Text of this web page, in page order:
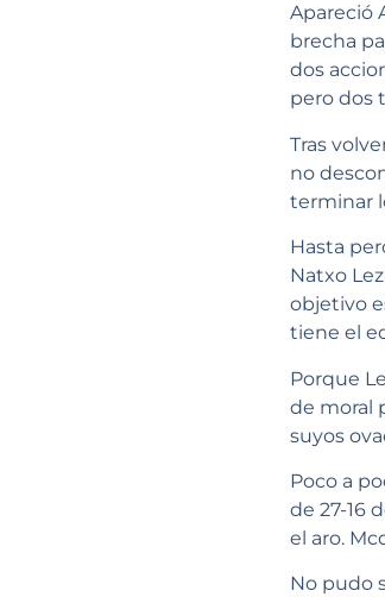
Apareció
brecha
dos
pero dos
Tras
no
terminar
Hasta
Natxo
objetivo
tiene el
Porque
de moral
suyos
Poco a
de 27-16
el aro.
No pudo